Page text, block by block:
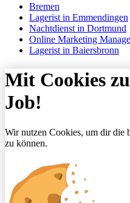
Bremen
Lagerist in Emmendingen
Nachtdienst in Dortmund
Online Marketing
Lagerist in Baiersbronn
Mit Cookies
Job!
Wir nutzen Cookies, um dir die
zu können.